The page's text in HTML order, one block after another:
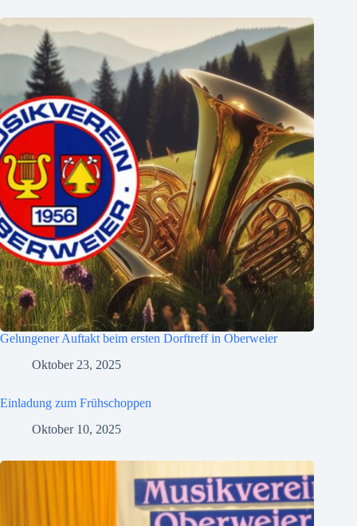
Gelungener Auftakt beim ersten Dorftreff in Oberweier
Oktober 23, 2025
Einladung zum Frühschoppen
Oktober 10, 2025